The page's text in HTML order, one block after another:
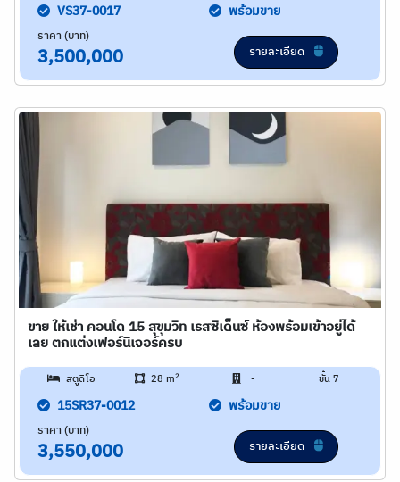
VS37-0017 พร้อมขาย
ราคา (บาท)
3,500,000 รายละเอียด
ขาย ให้เช่า คอนโด 15 สุขุมวิท เรสซิเด็นซ์ ห้องพร้อมเข้าอยู่ได้
เลย ตกแต่งเฟอร์นิเจอร์ครบ
สตูดิโอ 28 m2 - ชั้น 7
15SR37-0012 พร้อมขาย
ราคา (บาท)
3,550,000 รายละเอียด